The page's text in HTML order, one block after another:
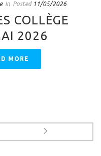
In Posted 11/05/2026
COLLÈGE
2026
MORE